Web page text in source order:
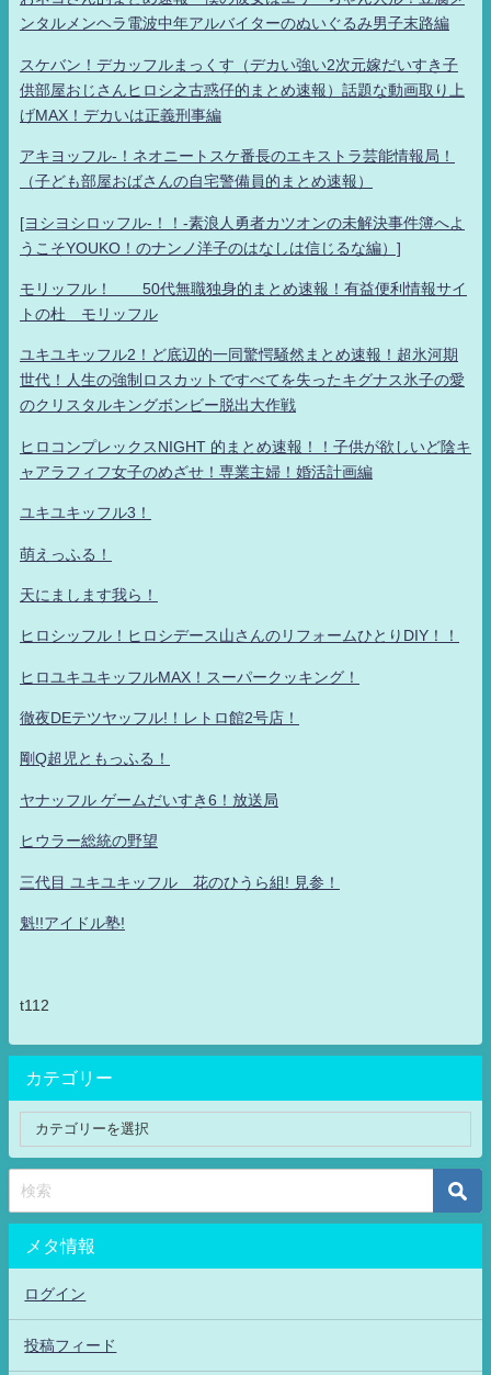
ンタルメンヘラ電波中年アルバイターのぬいぐるみ男子末路編
スケバン！デカッフルまっくす（デカい強い2次元嫁だいすき子
供部屋おじさんヒロシ之古惑仔的まとめ速報）話題な動画取り上
げMAX！デカいは正義刑事編
アキヨッフル-！ネオニートスケ番長のエキストラ芸能情報局！
（子ども部屋おばさんの自宅警備員的まとめ速報）
[ヨシヨシロッフル-！！-素浪人勇者カツオンの未解決事件簿へよ
うこそYOUKO！のナンノ洋子のはなしは信じるな編）]
モリッフル！ 50代無職独身的まとめ速報！有益便利情報サイ
トの杜 モリッフル
ユキユキッフル2！ど底辺的一同驚愕騒然まとめ速報！超氷河期
世代！人生の強制ロスカットですべてを失ったキグナス氷子の愛
のクリスタルキングボンビー脱出大作戦
ヒロコンプレックスNIGHT 的まとめ速報！！子供が欲しいど陰キ
ャアラフィフ女子のめざせ！専業主婦！婚活計画編
ユキユキッフル3！
萌えっふる！
天にまします我ら！
ヒロシッフル！ヒロシデース山さんのリフォームひとりDIY！！
ヒロユキユキッフルMAX！スーパークッキング！
徹夜DEテツヤッフル!！レトロ館2号店！
剛Q超児ともっふる！
ヤナッフル ゲームだいすき6！放送局
ヒウラー総統の野望
三代目 ユキユキッフル 花のひうら組! 見参！
魁!!アイドル塾!
t112
カテゴリー
メタ情報
ログイン
投稿フィード